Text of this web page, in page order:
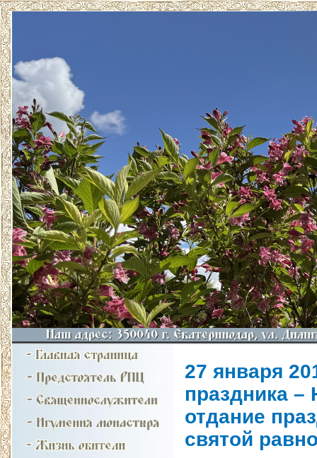
27 января
праздника –
отдание
святой